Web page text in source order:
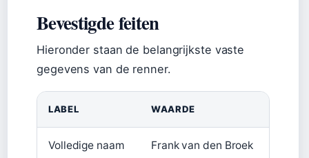
Bevestigde feiten
Hieronder staan de belangrijkste vaste
gegevens van de renner.
LABEL WAARDE
Volledige naam Frank van den Broek